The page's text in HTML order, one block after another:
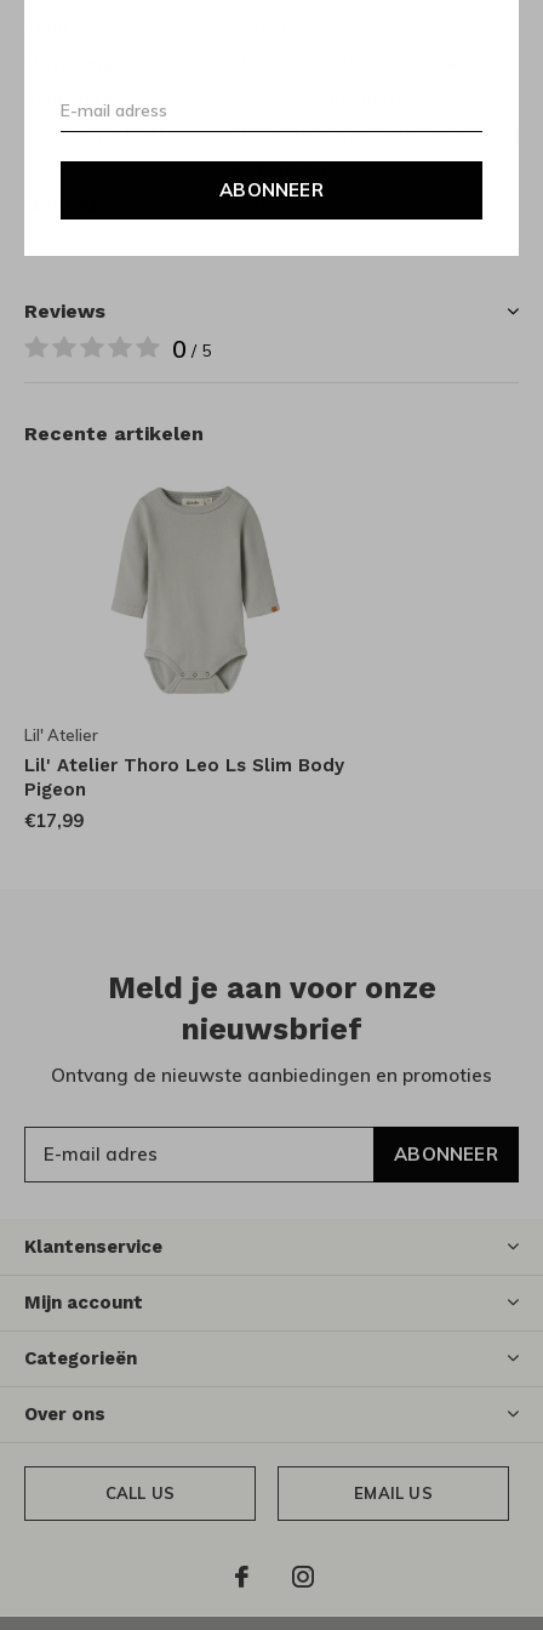
ABONNEER
Keurmerk
Wasvoorschrift
30 graden fijnwas / kan krimpen
in de droger
Valt normaal
Reviews
0 / 5
Recente artikelen
Lil' Atelier
Lil' Atelier Thoro Leo Ls Slim Body
Pigeon
€17,99
Meld je aan voor onze
nieuwsbrief
Ontvang de nieuwste aanbiedingen en promoties
ABONNEER
Klantenservice
Mijn account
Categorieën
Over ons
CALL US EMAIL US